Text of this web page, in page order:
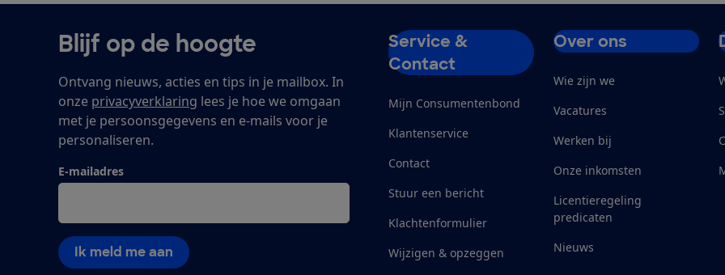
Blijf op de hoogte
Ontvang nieuws, acties en tips in je mailbox. In
onze privacyverklaring lees je hoe we omgaan
met je persoonsgegevens en e-mails voor je
personaliseren.
E-mailadres
Ik meld me aan
Service &
Contact
Mijn Consumentenbond
Klantenservice
Contact
Stuur een bericht
Klachtenformulier
Wijzigen & opzeggen
Over ons
Wie zijn we
Vacatures
Werken bij
Onze inkomsten
Licentieregeling
predicaten
Nieuws